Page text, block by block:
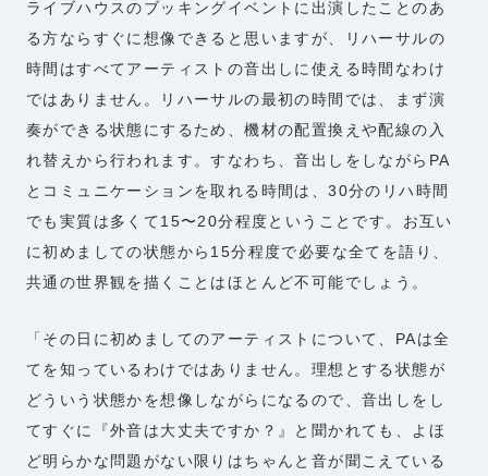
ライブハウスのブッキングイベントに出演したことのあ
る方ならすぐに想像できると思いますが、リハーサルの
時間はすべてアーティストの音出しに使える時間なわけ
ではありません。リハーサルの最初の時間では、まず演
奏ができる状態にするため、機材の配置換えや配線の入
れ替えから行われます。すなわち、音出しをしながらPA
とコミュニケーションを取れる時間は、30分のリハ時間
でも実質は多くて15〜20分程度ということです。お互い
に初めましての状態から15分程度で必要な全てを語り、
共通の世界観を描くことはほとんど不可能でしょう。
「その日に初めましてのアーティストについて、PAは全
てを知っているわけではありません。理想とする状態が
どういう状態かを想像しながらになるので、音出しをし
てすぐに『外音は大丈夫ですか？』と聞かれても、よほ
ど明らかな問題がない限りはちゃんと音が聞こえている